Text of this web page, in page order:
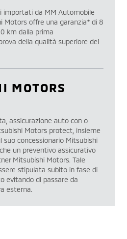
importati da MM Automobile
Motors offre una garanzia* di 8
km dalla prima
della qualità superiore dei
MOTORS
assicurazione auto con o
Motors protect, insieme
suo concessionario Mitsubishi
un preventivo assicurativo
Mitsubishi Motors. Tale
stipulata subito in fase di
evitando di passare da
esterna.